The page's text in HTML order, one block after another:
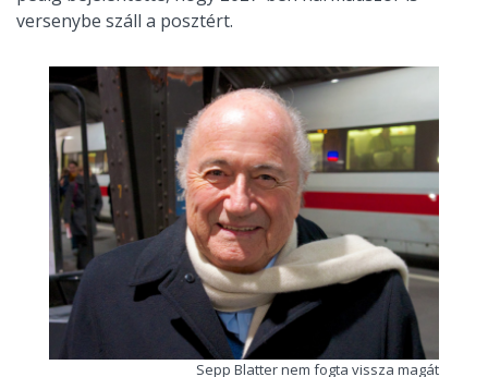
versenybe száll a posztért.
Sepp Blatter nem fogta vissza magát